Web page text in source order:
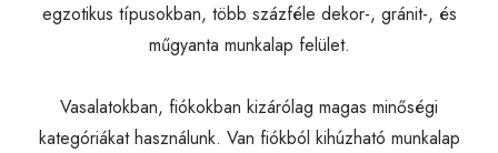
egzotikus típusokban, több százféle dekor-, gránit-, és
műgyanta munkalap felület.
Vasalatokban, fiókokban kizárólag magas minőségi
kategóriákat használunk. Van fiókból kihúzható munkalap